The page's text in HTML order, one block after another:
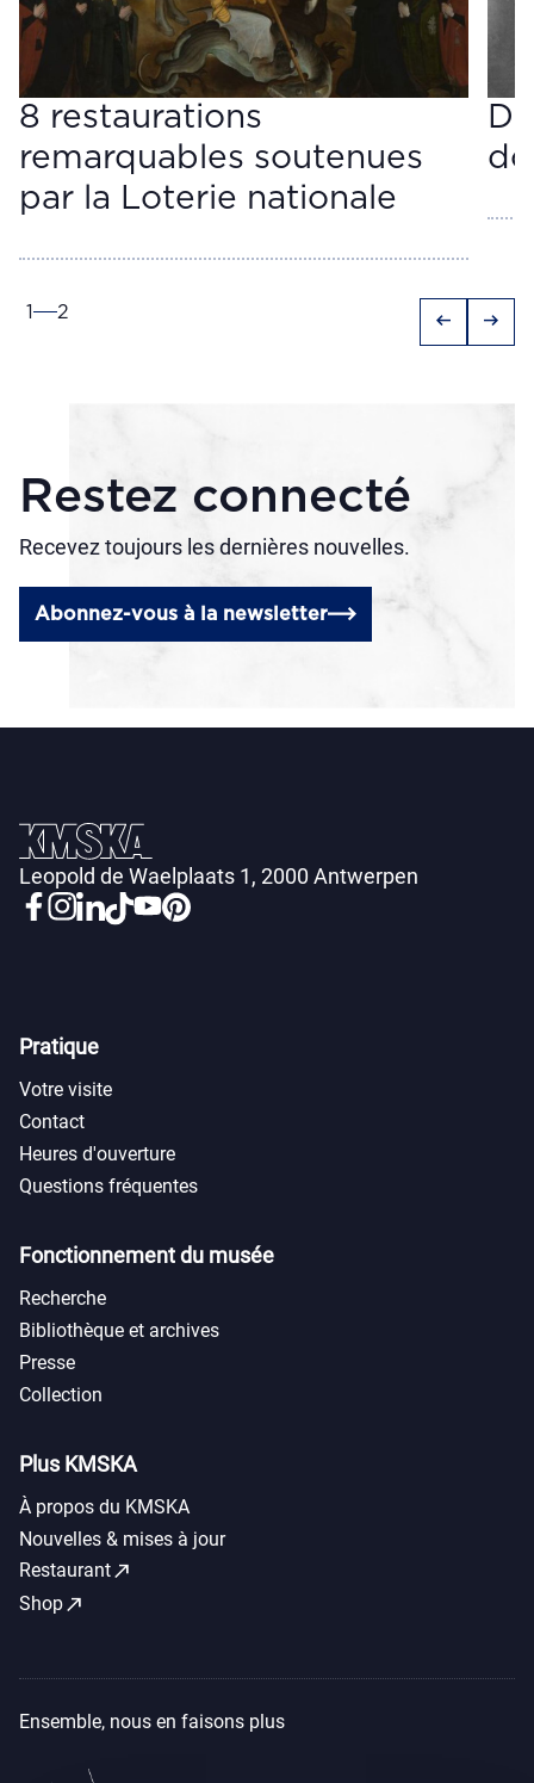
8 restaurations
remarquables soutenues
par la Loterie nationale
1 2 arrow_left_alt arrow_right_alt
Restez connecté
Recevez toujours les dernières nouvelles.
Abonnez-vous à la newsletter
Leopold de Waelplaats 1, 2000 Antwerpen
Pratique
Votre visite
Contact
Heures d'ouverture
Questions fréquentes
Fonctionnement du musée
Recherche
Bibliothèque et archives
Presse
Collection
Plus KMSKA
À propos du KMSKA
Nouvelles & mises à jour
Restaurantcall_made
Shopcall_made
Ensemble, nous en faisons plus